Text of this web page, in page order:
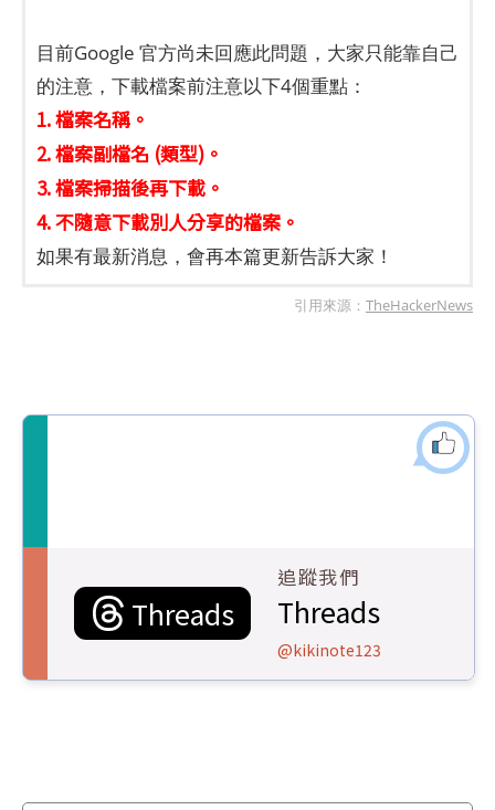
目前Google 官方尚未回應此問題，大家只能靠自己
的注意，下載檔案前注意以下4個重點：
1. 檔案名稱。
2. 檔案副檔名 (類型)。
3. 檔案掃描後再下載。
4. 不隨意下載別人分享的檔案。
如果有最新消息，會再本篇更新告訴大家！
引用來源： TheHackerNews
Threads
追蹤我們
Threads
@kikinote123